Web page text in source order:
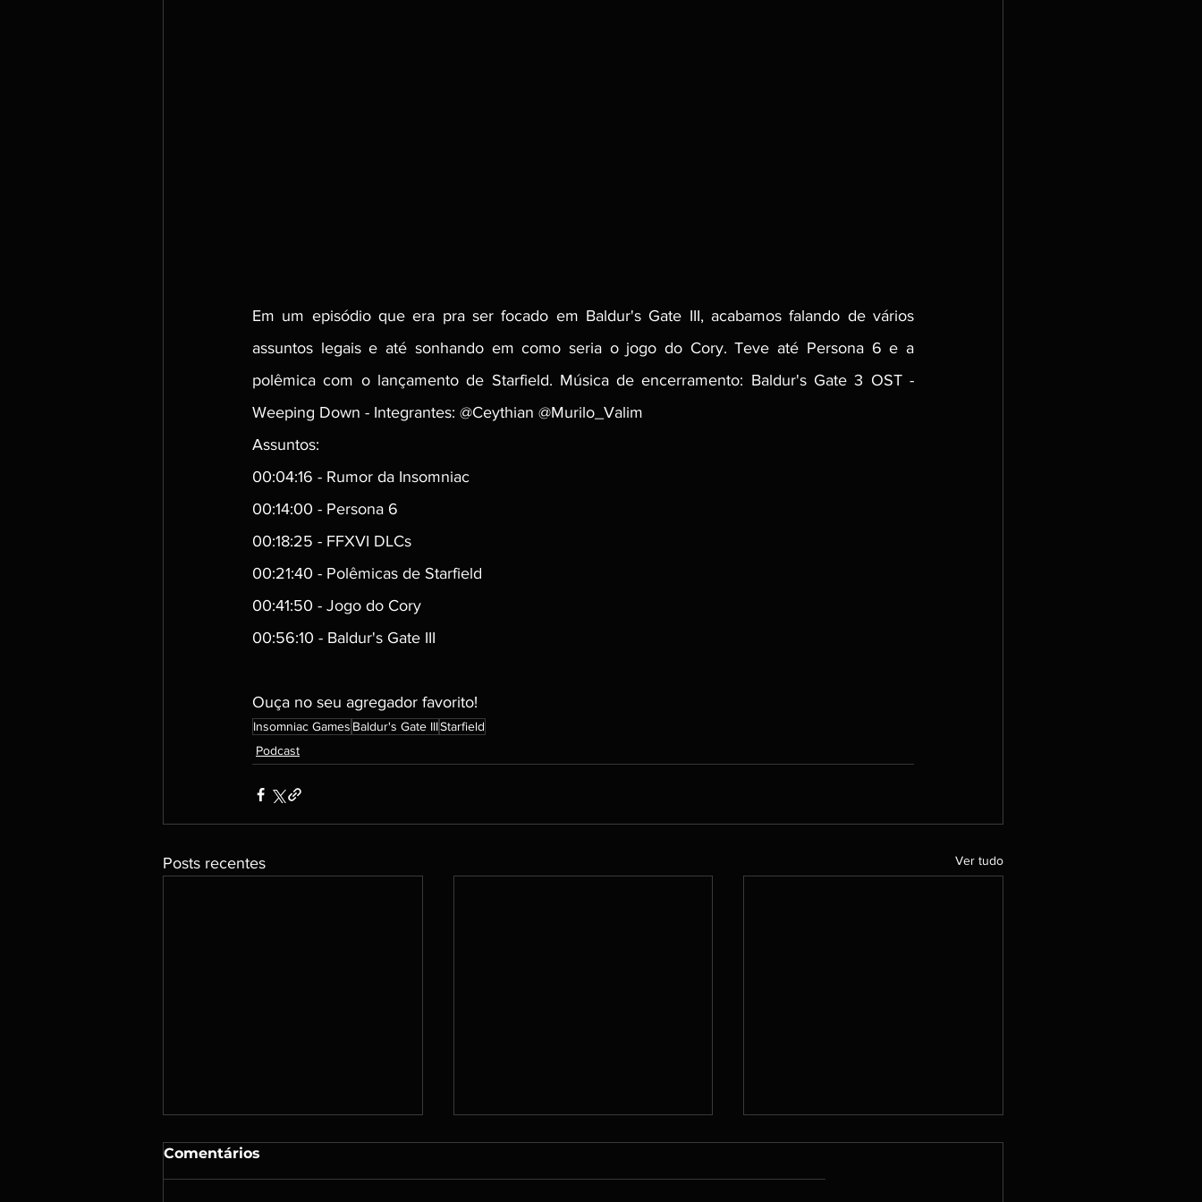
Em um episódio que era pra ser focado em Baldur's Gate III, acabamos falando de vários
assuntos legais e até sonhando em como seria o jogo do Cory. Teve até Persona 6 e a
polêmica com o lançamento de Starfield. Música de encerramento: Baldur's Gate 3 OST -
Weeping Down - Integrantes: @Ceythian @Murilo_Valim
Assuntos:
00:04:16 - Rumor da Insomniac
00:14:00 - Persona 6
00:18:25 - FFXVI DLCs
00:21:40 - Polêmicas de Starfield
00:41:50 - Jogo do Cory
00:56:10 - Baldur's Gate III
Ouça no seu agregador favorito!
Insomniac Games Baldur's Gate IIIStarfield
Podcast
Posts recentes Ver tudo
Comentários